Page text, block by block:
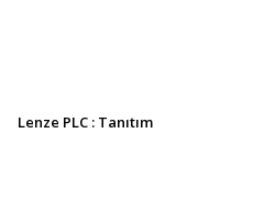
Lenze PLC : Tanıtım